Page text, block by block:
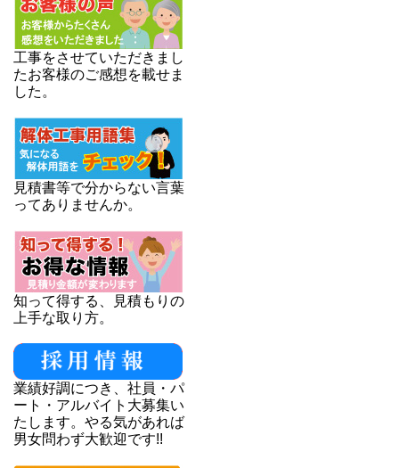
工事をさせていただきまし
たお客様のご感想を載せま
した。
見積書等で分からない言葉
ってありませんか。
知って得する、見積もりの
上手な取り方。
業績好調につき、社員・パ
ート・アルバイト大募集い
たします。やる気があれば
男女問わず大歓迎です!!